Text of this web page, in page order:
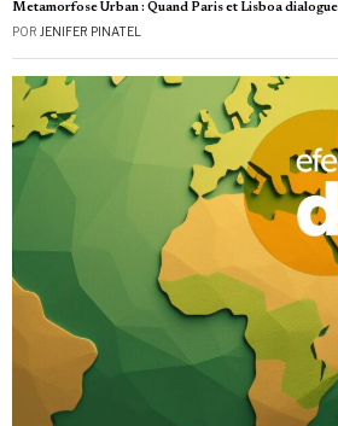
Metamorfose Urban : Quand Paris et Lisboa
POR JENIFER PINATEL